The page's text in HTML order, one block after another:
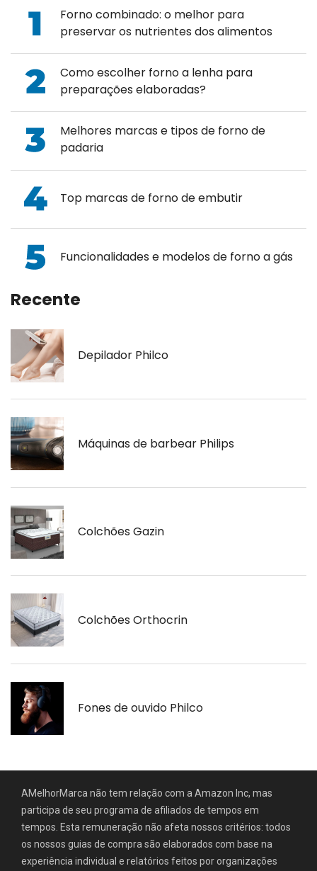
Forno combinado: o melhor para
preservar os nutrientes dos alimentos
Como escolher forno a lenha para
preparações elaboradas?
Melhores marcas e tipos de forno de
padaria
Top marcas de forno de embutir
Funcionalidades e modelos de forno a gás
Recente
Depilador Philco
Máquinas de barbear Philips
Colchões Gazin
Colchões Orthocrin
Fones de ouvido Philco
AMelhorMarca não tem relação com a Amazon Inc, mas
participa de seu programa de afiliados de tempos em
tempos. Esta remuneração não afeta nossos critérios: todos
os nossos guias de compra são elaborados com base na
experiência individual e relatórios feitos por organizações